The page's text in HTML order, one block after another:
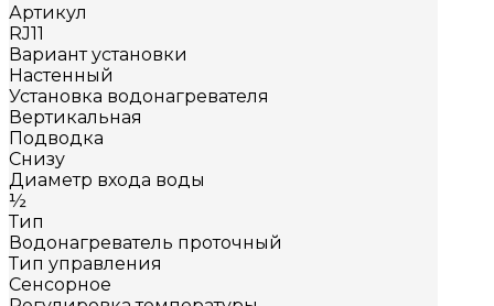
Артикул
RJ11
Вариант установки
Настенный
Установка водонагревателя
Вертикальная
Подводка
Снизу
Диаметр входа воды
½
Тип
Водонагреватель проточный
Тип управления
Сенсорное